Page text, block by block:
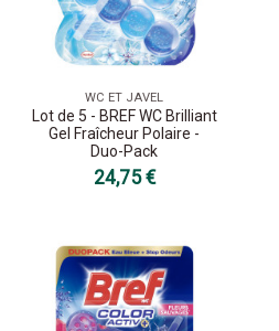
WC ET JAVEL
Lot de 5 - BREF WC Brilliant
Gel Fraîcheur Polaire -
Duo-Pack
24,75 €